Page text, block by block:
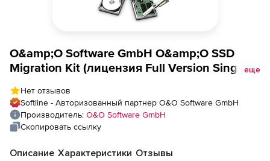
O&amp;O Software GmbH O&amp;O SSD
Migration Kit (лицензия Full Version Single
Computer License
еще
Нет отзывов
Softline - Авторизованный партнер O&O Software GmbH
Производитель: O&O Software GmbH
Скопировать ссылку
Описание Характеристики Отзывы